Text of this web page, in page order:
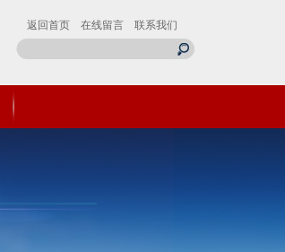
返回首页 在线留言 联系我们